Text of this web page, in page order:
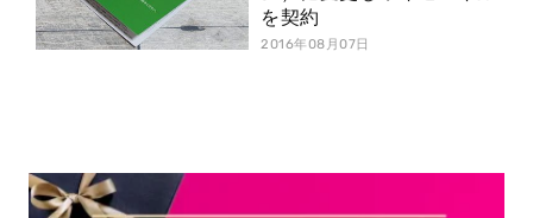
を契約
2016年08月07日